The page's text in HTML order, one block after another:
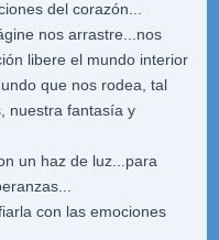
del corazón...
nos arrastre...nos
libere el mundo interior
que nos rodea, tal
nuestra fantasía y
un haz de luz...para
con las emociones